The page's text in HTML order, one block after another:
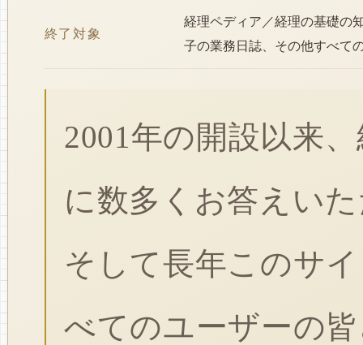
終了対象
経理ペディア／経理の基礎の
子の業務日誌、その他すべて
2001年の開設以来
に数多くお答えい
そして長年このサ
べてのユーザーの